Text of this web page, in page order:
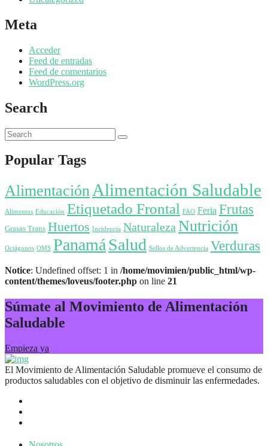
Meta
Acceder
Feed de entradas
Feed de comentarios
WordPress.org
Search
Popular Tags
Alimentación Alimentación Saludable
Alimentos Educación Etiquetado Frontal FAO Feria Frutas
Grasas Trans Huertos Incidencia Naturaleza Nutrición
Octágonos OMS PanamáSalud Sellos de Advertencia Verduras
Notice: Undefined offset: 1 in /home/movimien/public_html/wp-
content/themes/loveus/footer.php on line 21
Súmate al Movimiento de Alimentación
Saludable
Empieza ya
El Movimiento de Alimentación Saludable promueve el consumo de
productos saludables con el objetivo de disminuir las enfermedades.